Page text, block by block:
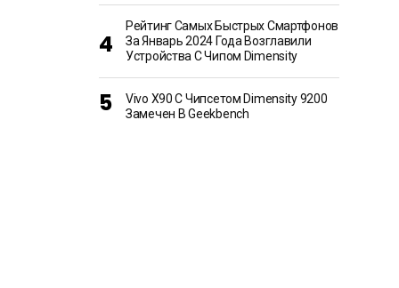
Рейтинг Самых Быстрых Смартфонов
За Январь 2024 Года Возглавили
Устройства С Чипом Dimensity
Vivo X90 С Чипсетом Dimensity 9200
Замечен В Geekbench